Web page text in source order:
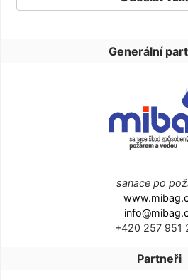
Generální
sanace po
+420 257 951
Partneři